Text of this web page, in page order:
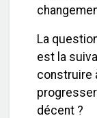
La
est la
construire
décent ?